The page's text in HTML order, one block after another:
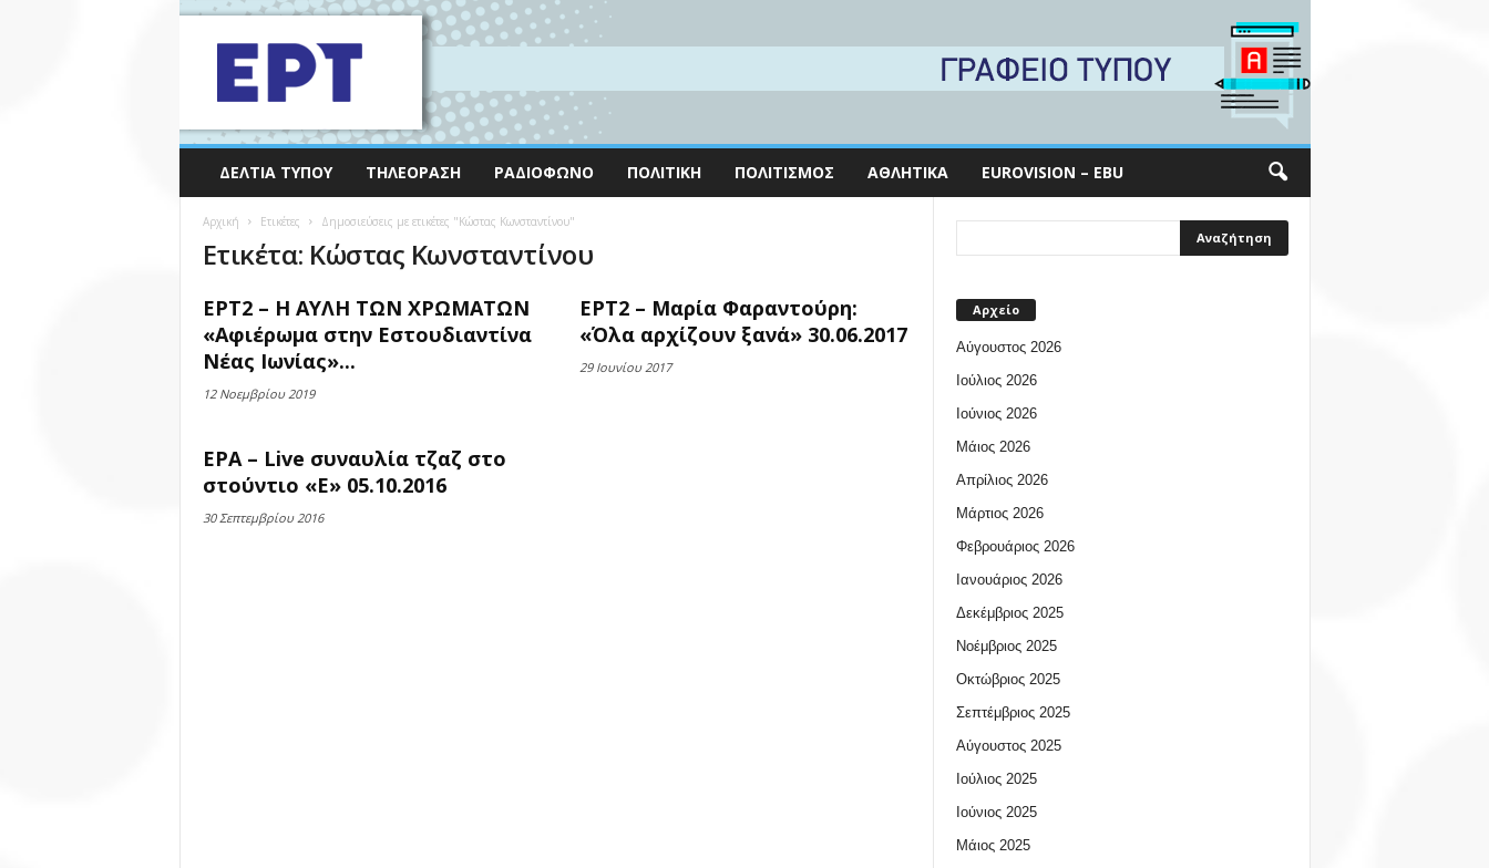
ΔΕΛΤΊΑ ΤΎΠΟΥ ΤΗΛΕΌΡΑΣΗ ΡΑΔΙΌΦΩΝΟ ΠΟΛΙΤΙΚΉ ΠΟΛΙΤΙΣΜΌΣ ΑΘΛΗΤΙΚΆ EUROVISION – EBU
Αρχική Ετικέτες Δημοσιεύσεις με ετικέτες "Κώστας Κωνσταντίνου"
Ετικέτα: Κώστας Κωνσταντίνου
ΕΡΤ2 – Η ΑΥΛΗ ΤΩΝ ΧΡΩΜΑΤΩΝ
«Αφιέρωμα στην Εστουδιαντίνα
Νέας Ιωνίας»...
12 Νοεμβρίου 2019
ΕΡΤ2 – Μαρία Φαραντούρη:
«Όλα αρχίζουν ξανά» 30.06.2017
29 Ιουνίου 2017
ΕΡΑ – Live συναυλία τζαζ στο
στούντιο «Ε» 05.10.2016
30 Σεπτεμβρίου 2016
Αρχείο
Αύγουστος 2026
Ιούλιος 2026
Ιούνιος 2026
Μάιος 2026
Απρίλιος 2026
Μάρτιος 2026
Φεβρουάριος 2026
Ιανουάριος 2026
Δεκέμβριος 2025
Νοέμβριος 2025
Οκτώβριος 2025
Σεπτέμβριος 2025
Αύγουστος 2025
Ιούλιος 2025
Ιούνιος 2025
Μάιος 2025